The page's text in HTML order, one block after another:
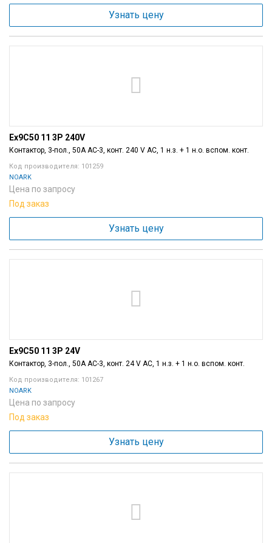
Узнать цену
Ex9C50 11 3P 240V
Контактор, 3-пол., 50A AC-3, конт. 240 V AC, 1 н.з. + 1 н.о. вспом. конт.
Код производителя: 101259
NOARK
Цена по запросу
Под заказ
Узнать цену
Ex9C50 11 3P 24V
Контактор, 3-пол., 50A AC-3, конт. 24 V AC, 1 н.з. + 1 н.о. вспом. конт.
Код производителя: 101267
NOARK
Цена по запросу
Под заказ
Узнать цену